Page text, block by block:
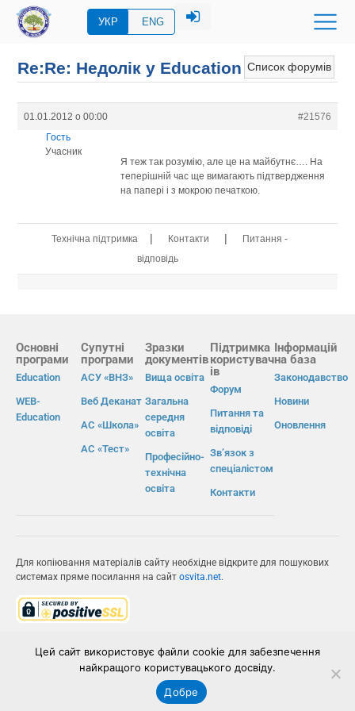
УКР ENG
Список форумів
Re:Re: Недолік у Education
01.01.2012 о 00:00
#21576
Гость
Учасник
Я теж так розумію, але це на майбутнє…. На
теперішній час ще вимагають підтвердження
на папері і з мокрою печаткою.
Технічна підтримка | Контакти |
Питання -
відповідь
Основні
програми
Education
WEB-
Education
Супутні
програми
АСУ «ВНЗ»
Веб Деканат
АС «Школа»
АС «Тест»
Зразки
документів
Вища освіта
Загальна
середня
освіта
Професійно-
технічна
освіта
Підтримка
користувач
ів
Форум
Питання та
відповіді
Зв’язок з
спеціалістом
Контакти
Інформацій
на база
Законодавство
Новини
Оновлення
Для копіювання матеріалів сайту необхідне відкрите для пошукових
системах пряме посилання на сайт osvita.net.
ІВС «ОСВІТА»
Цей сайт використовує файли cookie для забезпечення
найкращого користувацького досвіду.
Добре